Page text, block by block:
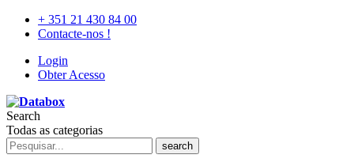
+ 351 21 430 84 00
Contacte-nos !
Login
Obter Acesso
Search
Todas as categorias
search